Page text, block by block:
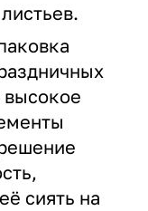
высокое
сиять на